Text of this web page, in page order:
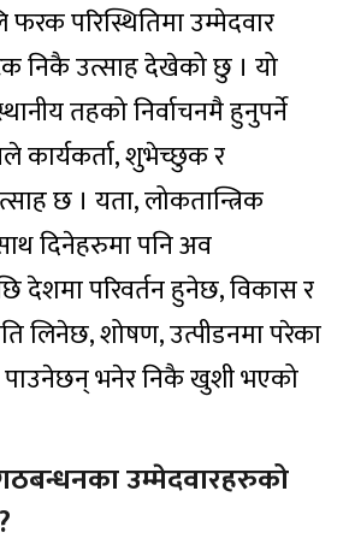
परिस्थितिमा उम्मेदवार
निकै उत्साह देखेको छु । यो
तहको निर्वाचनमै हुनुपर्ने
कार्यकर्ता, शुभेच्छुक र
छ । यता, लोकतान्त्रिक
दिनेहरुमा पनि अव
देशमा परिवर्तन हुनेछ, विकास र
लिनेछ, शोषण, उत्पीडनमा परेका
पाउनेछन् भनेर निकै खुशी भएको
उम्मेदवारहरुको